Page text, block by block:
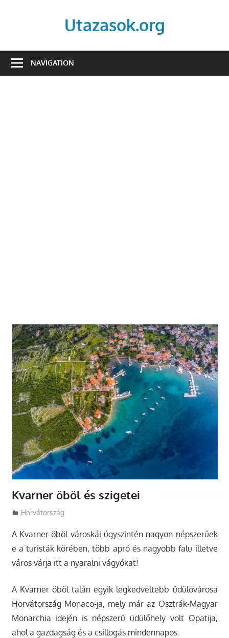
Utazasok.org
NAVIGATION
Kvarner öböl és szigetei
Utazasok.org
Horvátország
A Kvarner öböl városkái úgyszintén nagyon népszerűek
e a turisták körében, több apró és nagyobb falu illetve
város várja itt a nyaralni vágyókat!
A Kvarner öböl talán egyik legkedveltebb üdülővárosa
Horvátország Monaco-ja, mely már az Osztrák-Magyar
Monarchia idején is népszerű üdülőhely volt Opatija,
ahol a gazdagság és a csillogás mindennapos.